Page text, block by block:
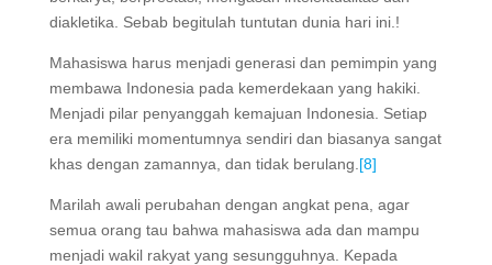
diakletika. Sebab begitulah tuntutan dunia hari ini.!
Mahasiswa harus menjadi generasi dan pemimpin yang
membawa Indonesia pada kemerdekaan yang hakiki.
Menjadi pilar penyanggah kemajuan Indonesia. Setiap
era memiliki momentumnya sendiri dan biasanya sangat
khas dengan zamannya, dan tidak berulang. [8]
Marilah awali perubahan dengan angkat pena, agar
semua orang tau bahwa mahasiswa ada dan mampu
menjadi wakil rakyat yang sesungguhnya. Kepada